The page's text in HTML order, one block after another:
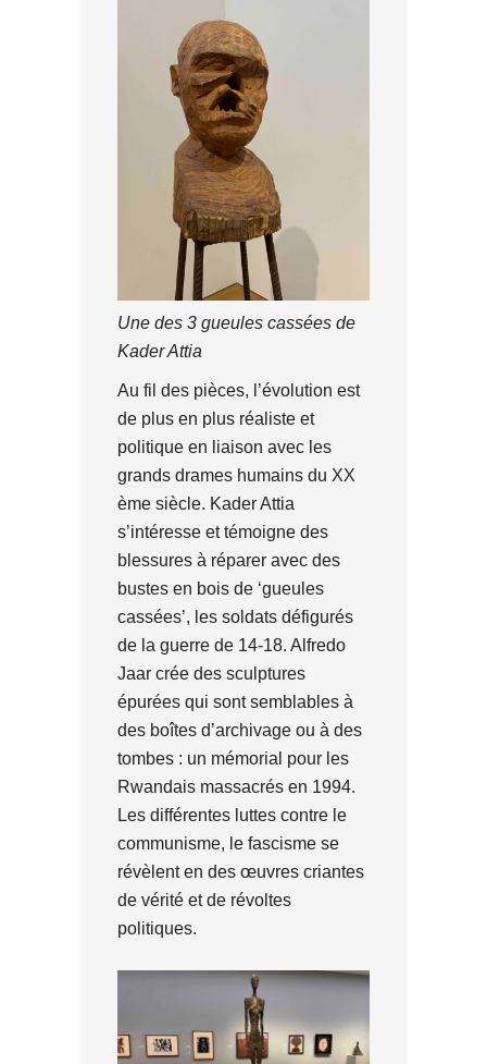
Une des 3 gueules cassées de
Kader Attia
Au fil des pièces, l’évolution est
de plus en plus réaliste et
politique en liaison avec les
grands drames humains du XX
ème siècle. Kader Attia
s’intéresse et témoigne des
blessures à réparer avec des
bustes en bois de ‘gueules
cassées’, les soldats défigurés
de la guerre de 14-18. Alfredo
Jaar crée des sculptures
épurées qui sont semblables à
des boîtes d’archivage ou à des
tombes : un mémorial pour les
Rwandais massacrés en 1994.
Les différentes luttes contre le
communisme, le fascisme se
révèlent en des œuvres criantes
de vérité et de révoltes
politiques.